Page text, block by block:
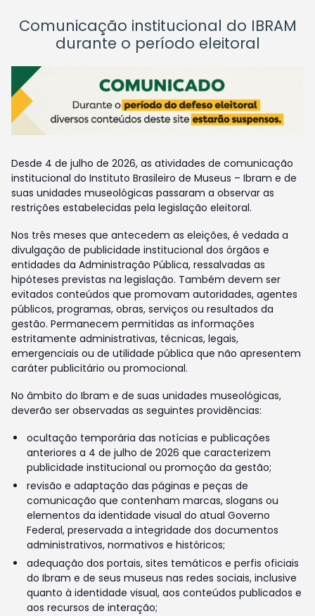
Comunicação institucional do IBRAM
durante o período eleitoral
Desde 4 de julho de 2026, as atividades de comunicação
institucional do Instituto Brasileiro de Museus – Ibram e de
suas unidades museológicas passaram a observar as
restrições estabelecidas pela legislação eleitoral.
Nos três meses que antecedem as eleições, é vedada a
divulgação de publicidade institucional dos órgãos e
entidades da Administração Pública, ressalvadas as
hipóteses previstas na legislação. Também devem ser
evitados conteúdos que promovam autoridades, agentes
públicos, programas, obras, serviços ou resultados da
gestão. Permanecem permitidas as informações
estritamente administrativas, técnicas, legais,
emergenciais ou de utilidade pública que não apresentem
caráter publicitário ou promocional.
No âmbito do Ibram e de suas unidades museológicas,
deverão ser observadas as seguintes providências:
ocultação temporária das notícias e publicações
anteriores a 4 de julho de 2026 que caracterizem
publicidade institucional ou promoção da gestão;
revisão e adaptação das páginas e peças de
comunicação que contenham marcas, slogans ou
elementos da identidade visual do atual Governo
Federal, preservada a integridade dos documentos
administrativos, normativos e históricos;
adequação dos portais, sites temáticos e perfis oficiais
do Ibram e de seus museus nas redes sociais, inclusive
quanto à identidade visual, aos conteúdos publicados e
aos recursos de interação;